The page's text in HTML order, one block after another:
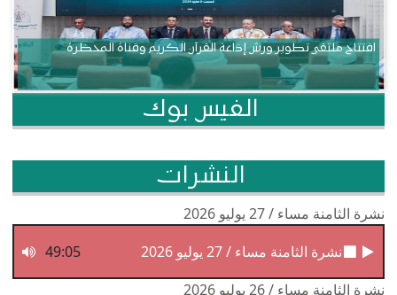
افتتاح ملتقى تطوير ورش إذاعة القرآن الكريم وقناة المحظرة
الفيس بوك
النشرات
نشرة الثامنة مساء / 27 يوليو 2026
نشرة الثامنة مساء / 27 يوليو 2026
49:05
نشرة الثامنة مساء / 26 يوليو 2026